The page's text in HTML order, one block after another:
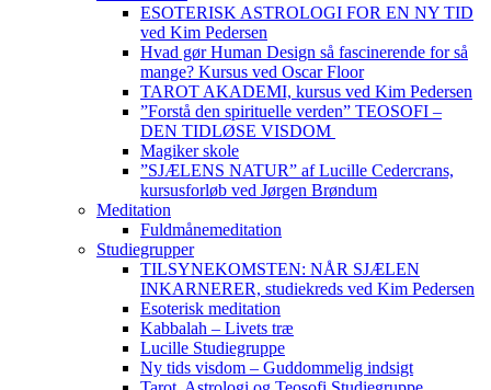
ESOTERISK ASTROLOGI FOR EN NY TID
ved Kim Pedersen
Hvad gør Human Design så fascinerende for så
mange? Kursus ved Oscar Floor
TAROT AKADEMI, kursus ved Kim Pedersen
”Forstå den spirituelle verden” TEOSOFI –
DEN TIDLØSE VISDOM
Magiker skole
”SJÆLENS NATUR” af Lucille Cedercrans,
kursusforløb ved Jørgen Brøndum
Meditation
Fuldmånemeditation
Studiegrupper
TILSYNEKOMSTEN: NÅR SJÆLEN
INKARNERER, studiekreds ved Kim Pedersen
Esoterisk meditation
Kabbalah – Livets træ
Lucille Studiegruppe
Ny tids visdom – Guddommelig indsigt